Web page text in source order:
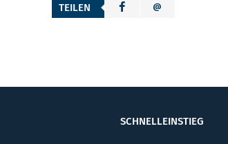
TEILEN
SCHNELLEINSTIEG